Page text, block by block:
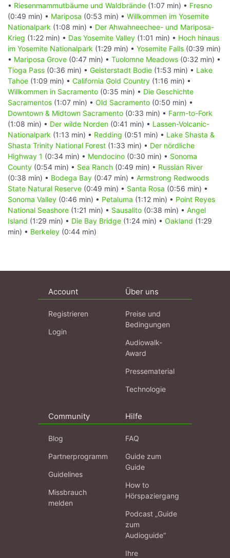
• Riesenmammutbäume und Waldbrände (1:07 min) • Fresno
(0:49 min) • Mariposa (0:53 min) • Willkommen im Yosemite
Nationalpark (1:08 min) • Der Ahwahneechee- und Mariposa-
Krieg (1:22 min) • Das Yosemite Valley (1:01 min) • Hoch hinaus
im Yosemite Nationalpark (1:29 min) • Yosemite Falls (0:39 min)
• Mariposa Grove (0:47 min) • Tuolomne Meadows (0:32 min) •
Tioga Pass (0:36 min) • Geisterstadt Bodie (1:53 min) • Lake
Tahoe (1:09 min) • California Gold Country (1:16 min) •
Willkommen in Sacramento (0:35 min) • Die Geschichte
Sacramentos (1:07 min) • Old Sacramento (0:50 min) •
Downtown & Midtown Sacramento (0:33 min) • Farm-to-Fork
(1:08 min) • Der wilde Norden (0:41 min) • Lassen-Volcanic-
Nationalpark (1:13 min) • Redding (0:51 min) • Lake Shasta &
Shasta Trinity National Forest (1:33 min) • Der nördliche
Highway 1 (0:34 min) • Mendocino (0:30 min) • Sonoma
County (0:54 min) • Sea Ranch (0:49 min) • Russian River
(0:38 min) • Bodega Bay (0:47 min) • Armstrong Redwoods
State Natural Reserve (0:49 min) • Santa Rosa (0:56 min) •
Sonoma Valley (0:46 min) • Petaluma (1:12 min) • Point Reyes
National Seashore (1:21 min) • Sausalito (0:38 min) • Angel
Island (1:29 min) • Die Bay Bridge (1:24 min) • Oakland (1:29
min) • Berkeley (0:44 min)
Account
Registrieren
Login
Über uns
Preise und
Bedingungen
Audiowalk-
Award
Pressematerial
Technologie
Community
Blog
Partnerprogramm
Guidelines
Missbrauch
melden
Hilfe
FAQ
Guide zum
Guide
How to
Hörspaziergang
Podcast „Guide
zum
Audioguide“
Ihre